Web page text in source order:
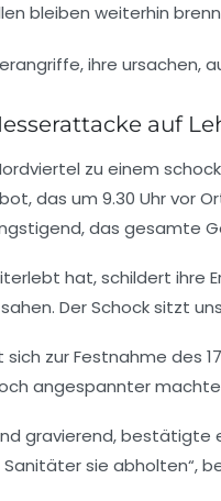
bleiben weiterhin
auf
zu einem
das um 9.30 Uhr vor
das gesamte
hat, schildert ihre
Der Schock sitzt
zur Festnahme des
angespannter
gravierend, bestätigte
Sanitäter sie abholten“,